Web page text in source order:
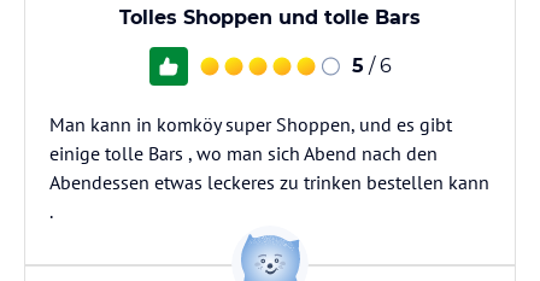
Tolles Shoppen und tolle Bars
5 / 6
Man kann in komköy super Shoppen, und es gibt
einige tolle Bars , wo man sich Abend nach den
Abendessen etwas leckeres zu trinken bestellen kann
.